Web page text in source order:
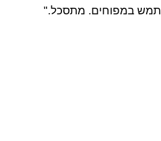
במפוחים. מתסכל."